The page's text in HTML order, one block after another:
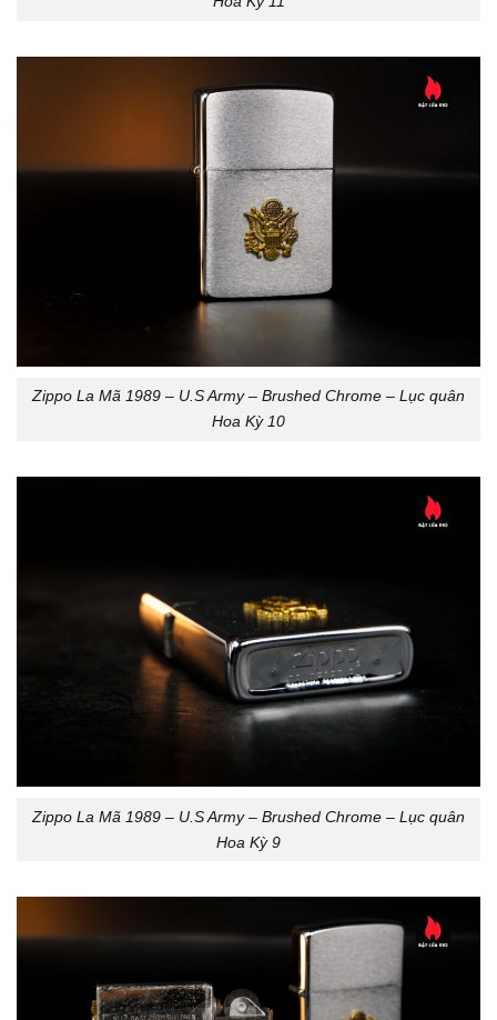
Zippo La Mã 1989 – U.S Army – Brushed Chrome – Lục quân
Hoa Kỳ 10
Zippo La Mã 1989 – U.S Army – Brushed Chrome – Lục quân
Hoa Kỳ 9